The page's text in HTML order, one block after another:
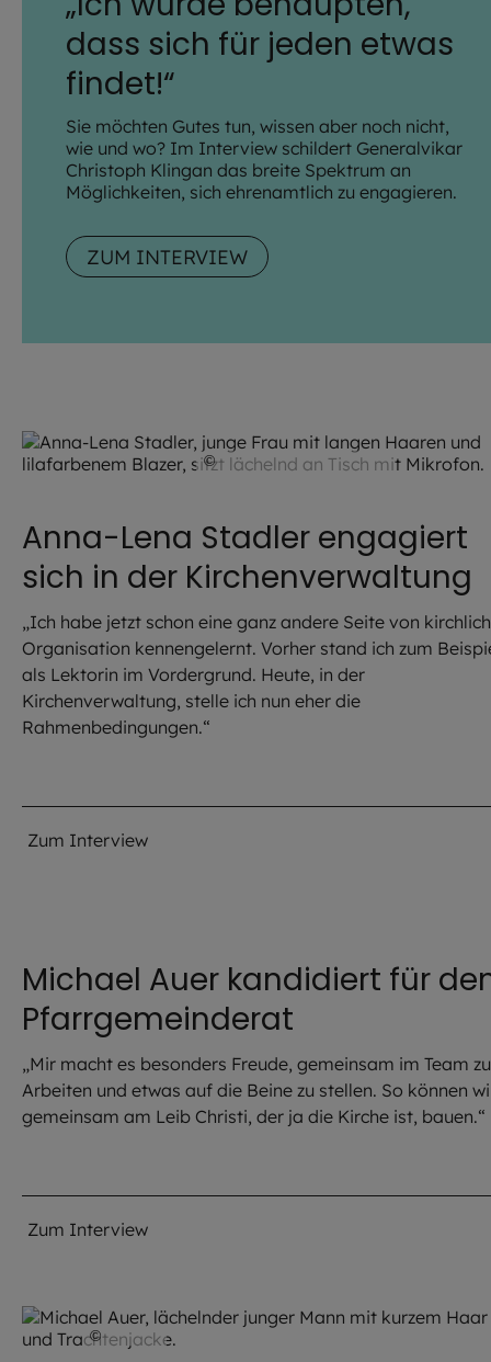
dass sich für jeden etwas
findet!“
Sie möchten Gutes tun, wissen aber noch nicht,
wie und wo? Im Interview schildert Generalvikar
Christoph Klingan das breite Spektrum an
Möglichkeiten, sich ehrenamtlich zu engagieren.
ZUM INTERVIEW
© Andreas Pollok / EOM
Anna-Lena Stadler engagiert
sich in der Kirchenverwaltung
„Ich habe jetzt schon eine ganz andere Seite von
Organisation kennengelernt. Vorher stand ich zum
als Lektorin im Vordergrund. Heute, in der
Kirchenverwaltung, stelle ich nun eher die
Rahmenbedingungen.“
Zum Interview
© privat
Michael Auer kandidiert für
Pfarrgemeinderat
„Mir macht es besonders Freude, gemeinsam im Team zu
Arbeiten und etwas auf die Beine zu stellen. So können
gemeinsam am Leib Christi, der ja die Kirche ist, bauen.“
Zum Interview